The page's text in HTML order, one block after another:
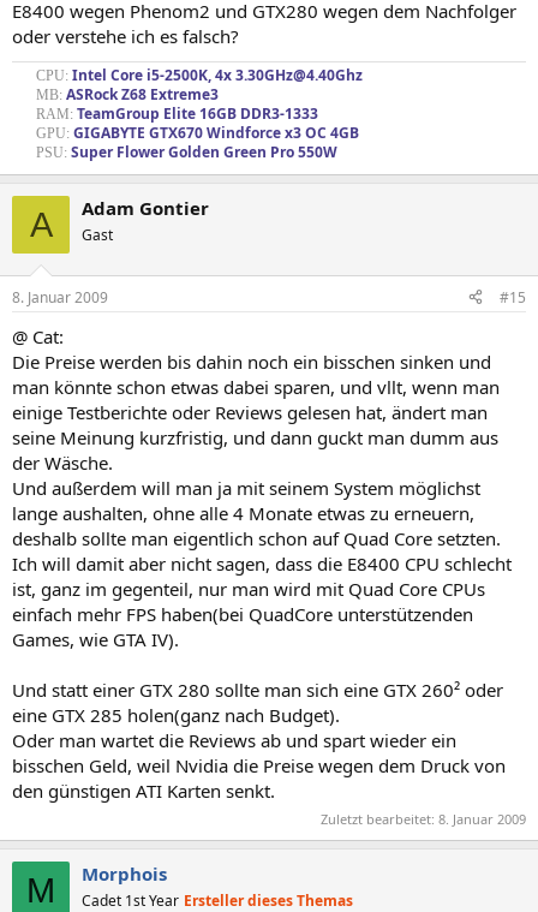
E8400 wegen Phenom2 und GTX280 wegen dem Nachfolger
oder verstehe ich es falsch?
CPU: Intel Core i5-2500K, 4x 3.30GHz@4.40Ghz
MB: ASRock Z68 Extreme3
RAM: TeamGroup Elite 16GB DDR3-1333
GPU: GIGABYTE GTX670 Windforce x3 OC 4GB
PSU: Super Flower Golden Green Pro 550W
A Adam Gontier
Gast
8. Januar 2009 #15
@ Cat:
Die Preise werden bis dahin noch ein bisschen sinken und
man könnte schon etwas dabei sparen, und vllt, wenn man
einige Testberichte oder Reviews gelesen hat, ändert man
seine Meinung kurzfristig, und dann guckt man dumm aus
der Wäsche.
Und außerdem will man ja mit seinem System möglichst
lange aushalten, ohne alle 4 Monate etwas zu erneuern,
deshalb sollte man eigentlich schon auf Quad Core setzten.
Ich will damit aber nicht sagen, dass die E8400 CPU schlecht
ist, ganz im gegenteil, nur man wird mit Quad Core CPUs
einfach mehr FPS haben(bei QuadCore unterstützenden
Games, wie GTA IV).
Und statt einer GTX 280 sollte man sich eine GTX 260² oder
eine GTX 285 holen(ganz nach Budget).
Oder man wartet die Reviews ab und spart wieder ein
bisschen Geld, weil Nvidia die Preise wegen dem Druck von
den günstigen ATI Karten senkt.
Zuletzt bearbeitet: 8. Januar 2009
M Morphois
Cadet 1st Year Ersteller dieses Themas